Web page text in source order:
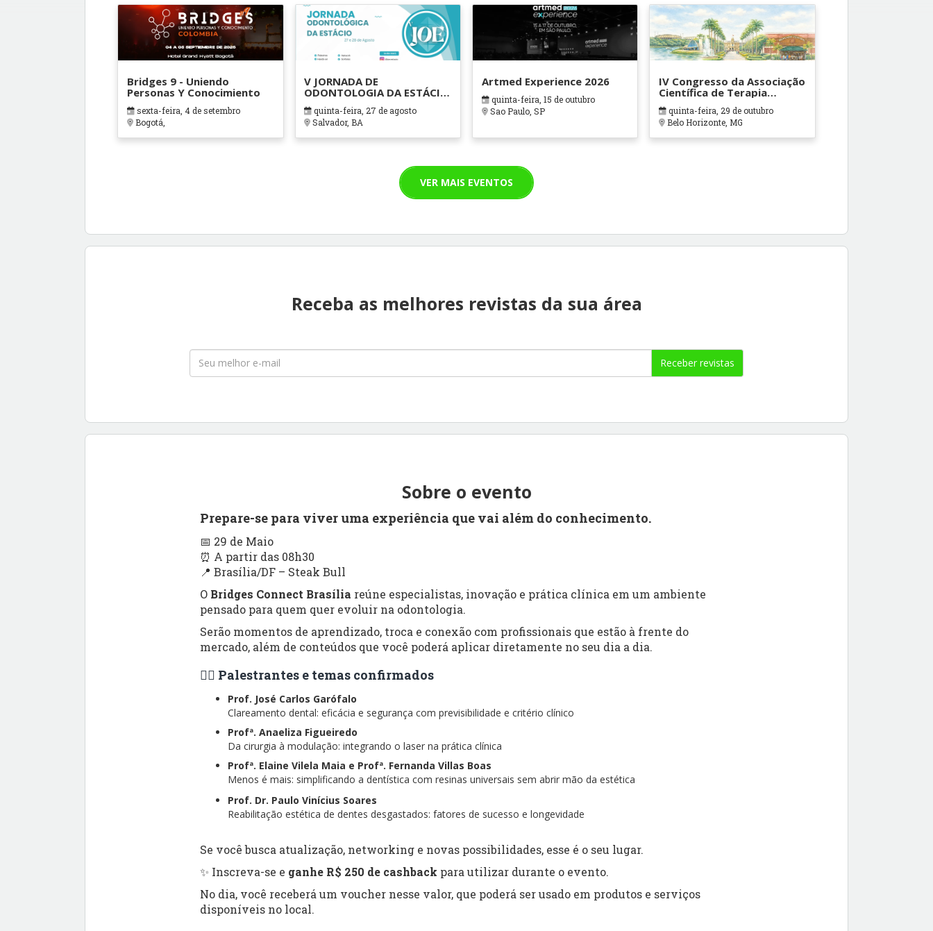
Bridges 9 - Uniendo
Personas Y Conocimiento
sexta-feira, 4 de setembro
Bogotá,
V JORNADA DE
ODONTOLOGIA DA ESTÁCIO
BAHIA
quinta-feira, 27 de agosto
Salvador, BA
Artmed Experience 2026
quinta-feira, 15 de outubro
Sao Paulo, SP
IV Congresso da Associação
Científica de Terapia
Ocupacional em Contextos
Hospitalares e Cuidados
Paliativos - ATOHOSP
quinta-feira, 29 de outubro
Belo Horizonte, MG
VER MAIS EVENTOS
Receba as melhores revistas da sua área
Receber revistas
Sobre o evento
Prepare-se para viver uma experiência que vai além do conhecimento.
📅 29 de Maio
⏰ A partir das 08h30
📍 Brasília/DF – Steak Bull
O Bridges Connect Brasília reúne especialistas, inovação e prática clínica em um ambiente
pensado para quem quer evoluir na odontologia.
Serão momentos de aprendizado, troca e conexão com profissionais que estão à frente do
mercado, além de conteúdos que você poderá aplicar diretamente no seu dia a dia.
👨‍⚕️ Palestrantes e temas confirmados
Prof. José Carlos Garófalo
Clareamento dental: eficácia e segurança com previsibilidade e critério clínico
Profª. Anaeliza Figueiredo
Da cirurgia à modulação: integrando o laser na prática clínica
Profª. Elaine Vilela Maia e Profª. Fernanda Villas Boas
Menos é mais: simplificando a dentística com resinas universais sem abrir mão da estética
Prof. Dr. Paulo Vinícius Soares
Reabilitação estética de dentes desgastados: fatores de sucesso e longevidade
Se você busca atualização, networking e novas possibilidades, esse é o seu lugar.
✨ Inscreva-se e ganhe R$ 250 de cashback para utilizar durante o evento.
No dia, você receberá um voucher nesse valor, que poderá ser usado em produtos e serviços
disponíveis no local.